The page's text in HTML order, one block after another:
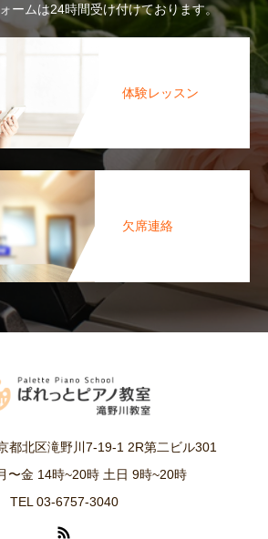
ームは24時間受け付けております。
体験レッスン
欠席連絡
都北区滝野川7-19-1 2R第二ビル301
〜金 14時~20時 土日 9時~20時
TEL 03-6757-3040